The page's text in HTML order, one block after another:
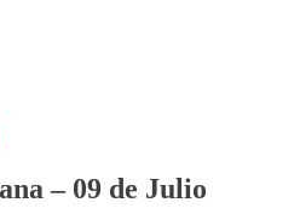
– 09 de Julio